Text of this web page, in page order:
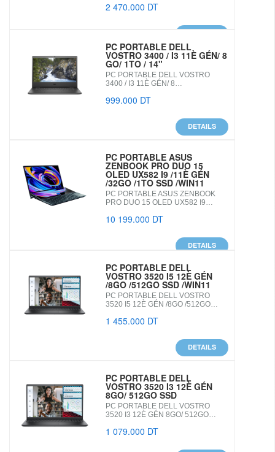
2 470.000 DT
PC PORTABLE DELL
VOSTRO 3400 / I3 11È GÉN/ 8
GO/ 1TO / 14"
PC PORTABLE DELL VOSTRO
3400 / I3 11È GÉN/ 8…
999.000 DT
DETAILS
PC PORTABLE ASUS
ZENBOOK PRO DUO 15
OLED UX582 I9 /11È GÉN
/32GO /1TO SSD /WIN11
PC PORTABLE ASUS ZENBOOK
PRO DUO 15 OLED UX582 I9…
10 199.000 DT
DETAILS
PC PORTABLE DELL
VOSTRO 3520 I5 12È GÉN
/8GO /512GO SSD /WIN11
PC PORTABLE DELL VOSTRO
3520 I5 12È GÉN /8GO /512GO…
1 455.000 DT
DETAILS
PC PORTABLE DELL
VOSTRO 3520 I3 12È GÉN
8GO/ 512GO SSD
PC PORTABLE DELL VOSTRO
3520 I3 12È GÉN 8GO/ 512GO…
1 079.000 DT